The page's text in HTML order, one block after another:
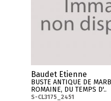
Baudet Etienne
BUSTE ANTIQUE DE
ROMAINE, DU TEMPS D'..
S-CL3175_2451